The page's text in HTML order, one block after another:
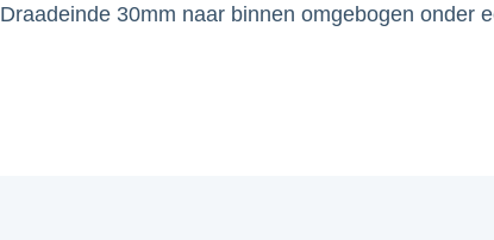
Draadeinde 30mm naar binnen omgebogen onder